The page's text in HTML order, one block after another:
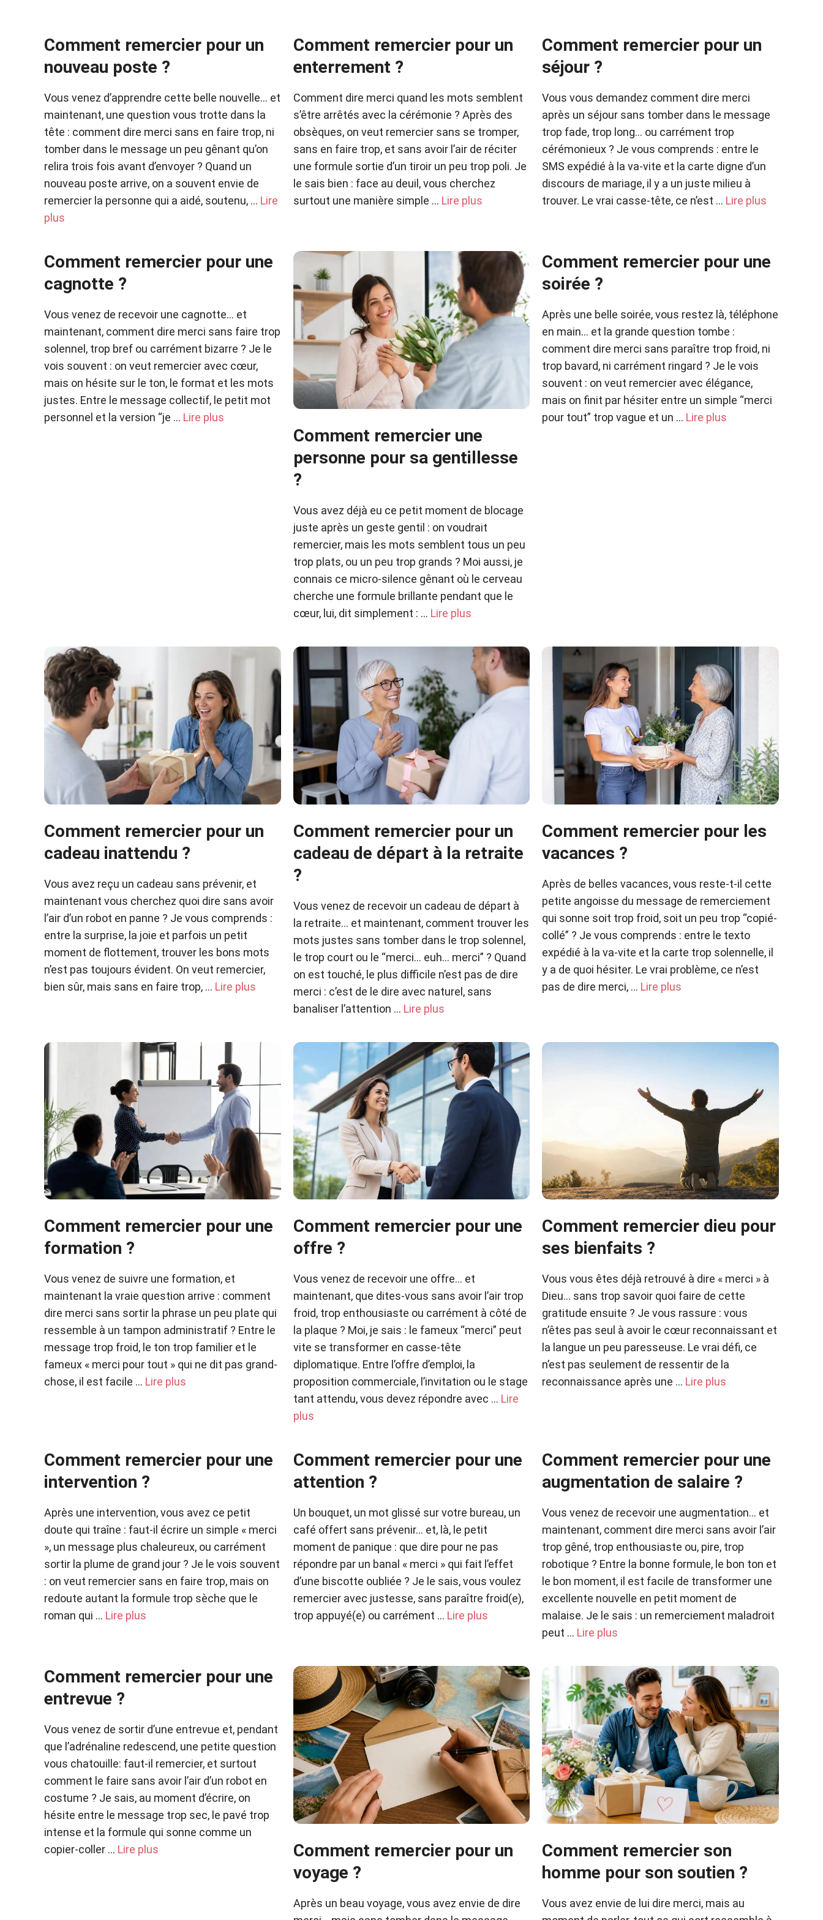
Comment remercier pour un
nouveau poste ?
Vous venez d’apprendre cette belle nouvelle… et
maintenant, une question vous trotte dans la
tête : comment dire merci sans en faire trop, ni
tomber dans le message un peu gênant qu’on
relira trois fois avant d’envoyer ? Quand un
nouveau poste arrive, on a souvent envie de
remercier la personne qui a aidé, soutenu, … Lire
plus
Comment remercier pour un
enterrement ?
Comment dire merci quand les mots semblent
s’être arrêtés avec la cérémonie ? Après des
obsèques, on veut remercier sans se tromper,
sans en faire trop, et sans avoir l’air de réciter
une formule sortie d’un tiroir un peu trop poli. Je
le sais bien : face au deuil, vous cherchez
surtout une manière simple … Lire plus
Comment remercier pour un
séjour ?
Vous vous demandez comment dire merci
après un séjour sans tomber dans le message
trop fade, trop long… ou carrément trop
cérémonieux ? Je vous comprends : entre le
SMS expédié à la va-vite et la carte digne d’un
discours de mariage, il y a un juste milieu à
trouver. Le vrai casse-tête, ce n’est … Lire plus
Comment remercier pour une
cagnotte ?
Vous venez de recevoir une cagnotte… et
maintenant, comment dire merci sans faire trop
solennel, trop bref ou carrément bizarre ? Je le
vois souvent : on veut remercier avec cœur,
mais on hésite sur le ton, le format et les mots
justes. Entre le message collectif, le petit mot
personnel et la version “je … Lire plus
Comment remercier une
personne pour sa gentillesse
?
Vous avez déjà eu ce petit moment de blocage
juste après un geste gentil : on voudrait
remercier, mais les mots semblent tous un peu
trop plats, ou un peu trop grands ? Moi aussi, je
connais ce micro-silence gênant où le cerveau
cherche une formule brillante pendant que le
cœur, lui, dit simplement : … Lire plus
Comment remercier pour une
soirée ?
Après une belle soirée, vous restez là, téléphone
en main… et la grande question tombe :
comment dire merci sans paraître trop froid, ni
trop bavard, ni carrément ringard ? Je le vois
souvent : on veut remercier avec élégance,
mais on finit par hésiter entre un simple “merci
pour tout” trop vague et un … Lire plus
Comment remercier pour un
cadeau inattendu ?
Vous avez reçu un cadeau sans prévenir, et
maintenant vous cherchez quoi dire sans avoir
l’air d’un robot en panne ? Je vous comprends :
entre la surprise, la joie et parfois un petit
moment de flottement, trouver les bons mots
n’est pas toujours évident. On veut remercier,
bien sûr, mais sans en faire trop, … Lire plus
Comment remercier pour un
cadeau de départ à la retraite
?
Vous venez de recevoir un cadeau de départ à
la retraite… et maintenant, comment trouver les
mots justes sans tomber dans le trop solennel,
le trop court ou le “merci… euh… merci” ? Quand
on est touché, le plus difficile n’est pas de dire
merci : c’est de le dire avec naturel, sans
banaliser l’attention … Lire plus
Comment remercier pour les
vacances ?
Après de belles vacances, vous reste-t-il cette
petite angoisse du message de remerciement
qui sonne soit trop froid, soit un peu trop “copié-
collé” ? Je vous comprends : entre le texto
expédié à la va-vite et la carte trop solennelle, il
y a de quoi hésiter. Le vrai problème, ce n’est
pas de dire merci, … Lire plus
Comment remercier pour une
formation ?
Vous venez de suivre une formation, et
maintenant la vraie question arrive : comment
dire merci sans sortir la phrase un peu plate qui
ressemble à un tampon administratif ? Entre le
message trop froid, le ton trop familier et le
fameux « merci pour tout » qui ne dit pas grand-
chose, il est facile … Lire plus
Comment remercier pour une
offre ?
Vous venez de recevoir une offre… et
maintenant, que dites-vous sans avoir l’air trop
froid, trop enthousiaste ou carrément à côté de
la plaque ? Moi, je sais : le fameux “merci” peut
vite se transformer en casse-tête
diplomatique. Entre l’offre d’emploi, la
proposition commerciale, l’invitation ou le stage
tant attendu, vous devez répondre avec … Lire
plus
Comment remercier dieu pour
ses bienfaits ?
Vous vous êtes déjà retrouvé à dire « merci » à
Dieu… sans trop savoir quoi faire de cette
gratitude ensuite ? Je vous rassure : vous
n’êtes pas seul à avoir le cœur reconnaissant et
la langue un peu paresseuse. Le vrai défi, ce
n’est pas seulement de ressentir de la
reconnaissance après une … Lire plus
Comment remercier pour une
intervention ?
Après une intervention, vous avez ce petit
doute qui traîne : faut-il écrire un simple « merci
», un message plus chaleureux, ou carrément
sortir la plume de grand jour ? Je le vois souvent
: on veut remercier sans en faire trop, mais on
redoute autant la formule trop sèche que le
roman qui … Lire plus
Comment remercier pour une
attention ?
Un bouquet, un mot glissé sur votre bureau, un
café offert sans prévenir… et, là, le petit
moment de panique : que dire pour ne pas
répondre par un banal « merci » qui fait l’effet
d’une biscotte oubliée ? Je le sais, vous voulez
remercier avec justesse, sans paraître froid(e),
trop appuyé(e) ou carrément … Lire plus
Comment remercier pour une
augmentation de salaire ?
Vous venez de recevoir une augmentation… et
maintenant, comment dire merci sans avoir l’air
trop gêné, trop enthousiaste ou, pire, trop
robotique ? Entre la bonne formule, le bon ton et
le bon moment, il est facile de transformer une
excellente nouvelle en petit moment de
malaise. Je le sais : un remerciement maladroit
peut … Lire plus
Comment remercier pour une
entrevue ?
Vous venez de sortir d’une entrevue et, pendant
que l’adrénaline redescend, une petite question
vous chatouille: faut-il remercier, et surtout
comment le faire sans avoir l’air d’un robot en
costume ? Je sais, au moment d’écrire, on
hésite entre le message trop sec, le pavé trop
intense et la formule qui sonne comme un
copier-coller … Lire plus
Comment remercier pour un
voyage ?
Après un beau voyage, vous avez envie de dire
Comment remercier son
homme pour son soutien ?
Vous avez envie de lui dire merci, mais au